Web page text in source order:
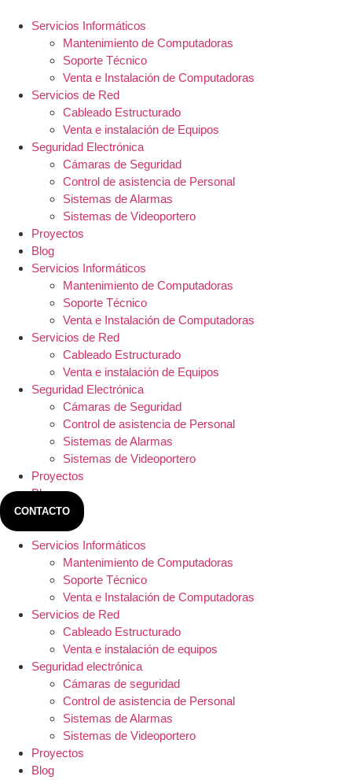
Servicios Informáticos
Mantenimiento de Computadoras
Soporte Técnico
Venta e Instalación de Computadoras
Servicios de Red
Cableado Estructurado
Venta e instalación de Equipos
Seguridad Electrónica
Cámaras de Seguridad
Control de asistencia de Personal
Sistemas de Alarmas
Sistemas de Videoportero
Proyectos
Blog
Servicios Informáticos
Mantenimiento de Computadoras
Soporte Técnico
Venta e Instalación de Computadoras
Servicios de Red
Cableado Estructurado
Venta e instalación de Equipos
Seguridad Electrónica
Cámaras de Seguridad
Control de asistencia de Personal
Sistemas de Alarmas
Sistemas de Videoportero
Proyectos
Blog
CONTACTO
Servicios Informáticos
Mantenimiento de Computadoras
Soporte Técnico
Venta e Instalación de Computadoras
Servicios de Red
Cableado Estructurado
Venta e instalación de equipos
Seguridad electrónica
Cámaras de seguridad
Control de asistencia de Personal
Sistemas de Alarmas
Sistemas de Videoportero
Proyectos
Blog